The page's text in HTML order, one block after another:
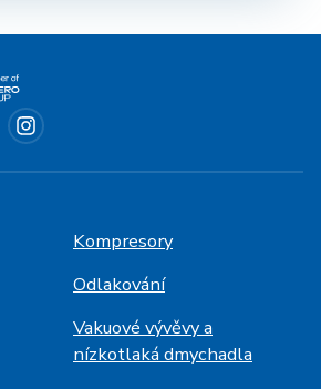
Kompresory
Odlakování
Vakuové vývěvy a
nízkotlaká dmychadla